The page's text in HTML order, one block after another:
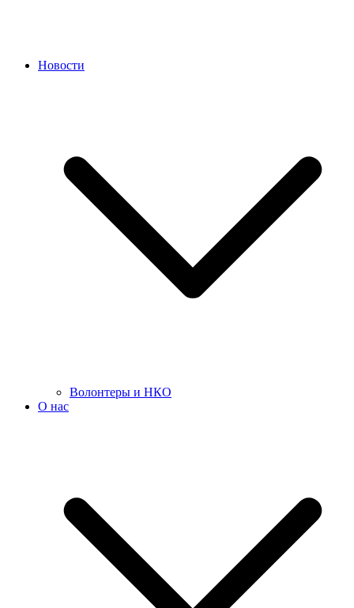
Новости
Волонтеры и НКО
О нас